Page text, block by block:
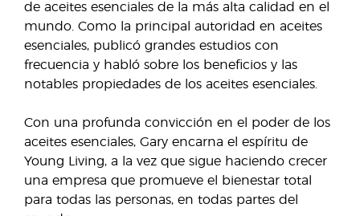
de aceites esenciales de la más alta calidad en el
mundo. Como la principal autoridad en aceites
esenciales, publicó grandes estudios con
frecuencia y habló sobre los beneficios y las
notables propiedades de los aceites esenciales.
Con una profunda convicción en el poder de los
aceites esenciales, Gary encarna el espíritu de
Young Living, a la vez que sigue haciendo crecer
una empresa que promueve el bienestar total
para todas las personas, en todas partes del